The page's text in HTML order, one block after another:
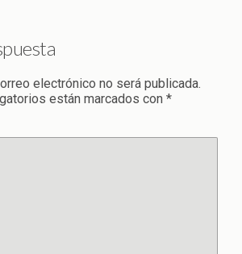
electrónico no será publicada.
están marcados con *